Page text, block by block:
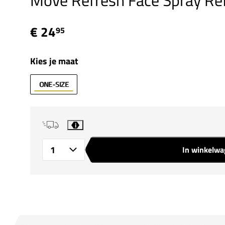
€ 2495
Kies je maat
ONE-SIZE
i
In